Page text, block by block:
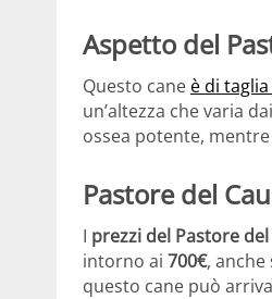
Aspetto del
Questo cane è di
un’altezza che varia
ossea potente,
Pastore del
I prezzi del Pastore del
intorno ai 700€, anche
questo cane può